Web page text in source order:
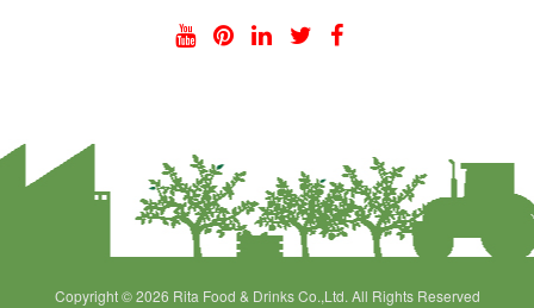
Copyright © 2026 Rita Food & Drinks Co.,Ltd. All Rights Reserved